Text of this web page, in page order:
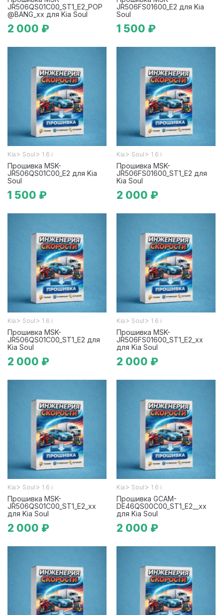
JR506QS01C00_ST1_E2_POP
@BANG_xx для Kia Soul
2 000 ₽
JR506FS01600_E2 для Kia
Soul
1 500 ₽
Kia > Soul > 1.6 i
Прошивка MSK-
JR506QS01C00_E2 для Kia
Soul
1 500 ₽
Kia > Soul > 1.6 i
Прошивка MSK-
JR506FS01600_ST1_E2 для
Kia Soul
2 000 ₽
Kia > Soul > 1.6 i
Прошивка MSK-
JR506QS01C00_ST1_E2 для
Kia Soul
2 000 ₽
Kia > Soul > 1.6 i
Прошивка MSK-
JR506FS01600_ST1_E2_xx
для Kia Soul
2 000 ₽
Kia > Soul > 1.6 i
Прошивка MSK-
JR506QS01C00_ST1_E2_xx
для Kia Soul
2 000 ₽
Kia > Soul > 1.6 i
Прошивка GCAM-
DE46QS00C00_ST1_E2__xx
для Kia Soul
2 000 ₽